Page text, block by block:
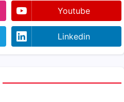
Youtube
Linkedin